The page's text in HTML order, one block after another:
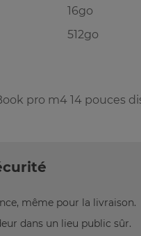
16go
512go
pro m4 14 pouces
même pour la livraison.
dans un lieu public sûr.